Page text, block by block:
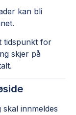
kan bli
tidspunkt for
skjer på
innmeldes